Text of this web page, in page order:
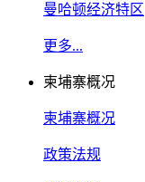
曼哈顿经济特区
更多...
柬埔寨概况
柬埔寨概况
政策法规